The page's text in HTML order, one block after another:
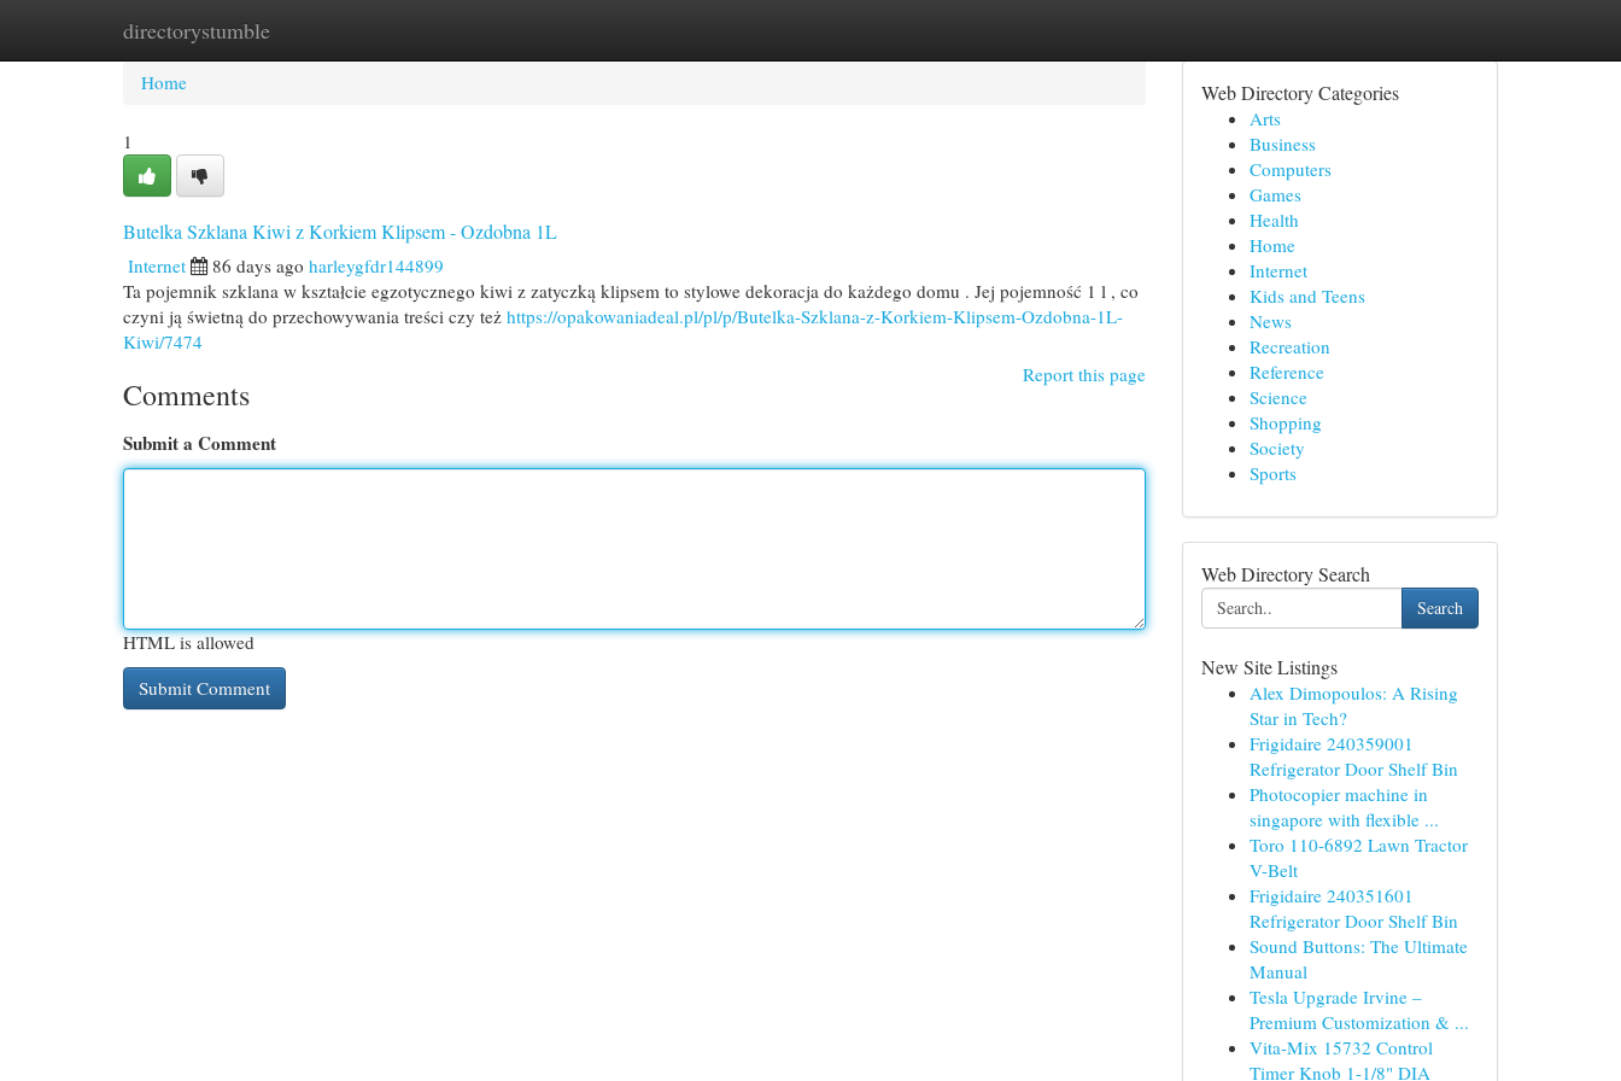
directorystumble
Home New Site Listings
Home
1
Butelka Szklana Kiwi z Korkiem Klipsem - Ozdobna 1L
Internet 86 days ago harleygfdr144899
Ta pojemnik szklana w kształcie egzotycznego kiwi z zatyczką klipsem to stylowe dekoracja do każdego domu . Jej pojemność 1 l , co
czyni ją świetną do przechowywania treści czy też https://opakowaniadeal.pl/pl/p/Butelka-Szklana-z-Korkiem-Klipsem-Ozdobna-1L-
Kiwi/7474
Report this page
Comments
Submit a Comment
HTML is allowed
Web Directory Categories
Arts
Business
Computers
Games
Health
Home
Internet
Kids and Teens
News
Recreation
Reference
Science
Shopping
Society
Sports
Web Directory Search
Search
New Site Listings
Alex Dimopoulos: A Rising
Star in Tech?
Frigidaire 240359001
Refrigerator Door Shelf Bin
Photocopier machine in
singapore with flexible ...
Toro 110-6892 Lawn Tractor
V-Belt
Frigidaire 240351601
Refrigerator Door Shelf Bin
Sound Buttons: The Ultimate
Manual
Tesla Upgrade Irvine –
Premium Customization & ...
Vita-Mix 15732 Control
Timer Knob 1-1/8" DIA